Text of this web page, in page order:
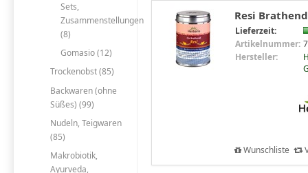
Sets,
Zusammenstellungen
(8)
Gomasio (12)
Trockenobst (85)
Backwaren (ohne
Süßes) (99)
Nudeln, Teigwaren
(85)
Makrobiotik,
Ayurveda,
Resi
Lieferzeit:
Artikelnummer:
Hersteller:
Wunschliste